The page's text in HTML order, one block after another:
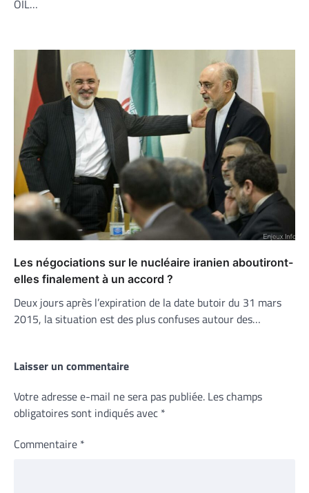
OIL…
Les négociations sur le nucléaire iranien aboutiront-
elles finalement à un accord ?
Deux jours après l’expiration de la date butoir du 31 mars
2015, la situation est des plus confuses autour des…
Laisser un commentaire
Votre adresse e-mail ne sera pas publiée. Les champs
obligatoires sont indiqués avec *
Commentaire *